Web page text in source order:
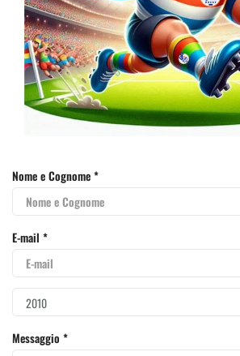
Nome e Cognome *
E-mail *
Messaggio *